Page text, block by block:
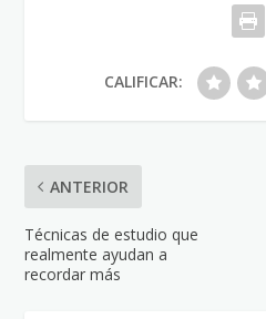
CALIFICAR:
ANTERIOR
Técnicas de estudio que
realmente ayudan a
recordar más